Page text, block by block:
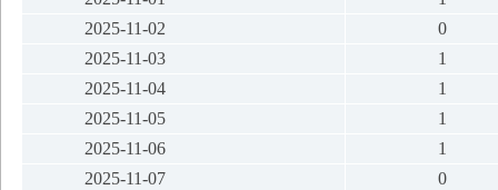
2025-11-02
0
2025-11-03
1
2025-11-04
1
2025-11-05
1
2025-11-06
1
2025-11-07
0